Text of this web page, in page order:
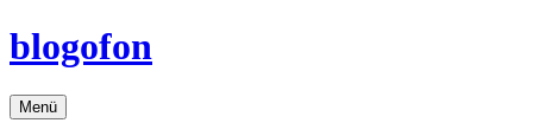
Zum
Inhalt
blogofon
Menü